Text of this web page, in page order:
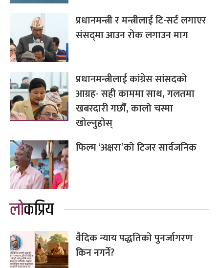
प्रधानमन्त्री र मन्त्रीलाई टि-सर्ट लगाएर
संसद्‌मा आउन रोक लगाउन माग
प्रधानमन्त्रीलाई कांग्रेस सांसदको
आग्रह- सही काममा साथ, गलतमा
खबरदारी गर्छौं, कालो चस्मा
खोल्नुहोस्
फिल्म ‘अक्षरा’को टिजर सार्वजनिक
लोकप्रिय
वैदिक न्याय पद्धतिको पुनर्जागरण
किन नगर्ने?